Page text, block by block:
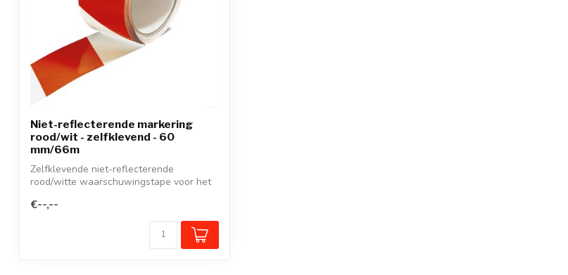
Niet-reflecterende markering
rood/wit - zelfklevend - 60
mm/66m
Zelfklevende niet-reflecterende
rood/witte waarschuwingstape voor het
€--,--